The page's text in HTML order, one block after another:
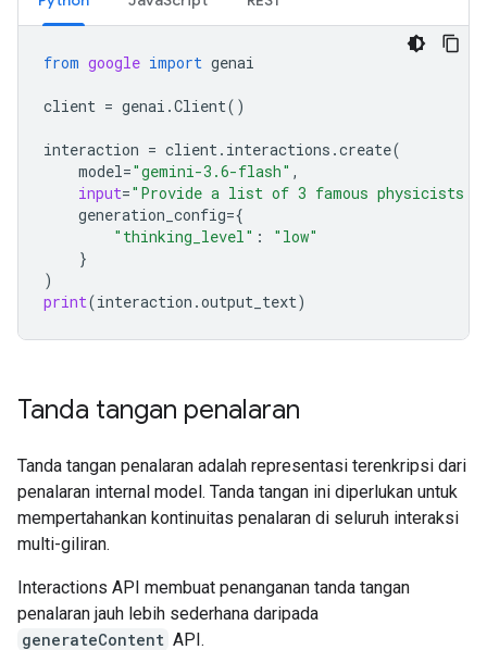
from google import genai
client = genai .Client()
interaction = client. interactions .create(
model="gemini-3.6-flash" ,
input="Provide a list of 3 famous physicists
generation_config={
"thinking_level" :
"low"
}
)
print(interaction .output_text)
Tanda tangan penalaran
Tanda tangan penalaran adalah representasi terenkripsi dari
penalaran internal model. Tanda tangan ini diperlukan untuk
mempertahankan kontinuitas penalaran di seluruh interaksi
multi-giliran.
Interactions API membuat penanganan tanda tangan
penalaran jauh lebih sederhana daripada
generateContent API.